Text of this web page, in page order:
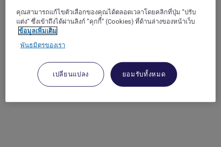
คุณสามารถแก้ไขตัวเลือกของคุณได้ตลอดเวลาโดยคลิกที่ปุ่ม "ปรับ
แต่ง" ซึ่งเข้าถึงได้ผ่านลิงก์ "คุกกี้" (Cookies) ที่ด้านล่างของหน้าเว็บ
ข้อมูลเพิ่มเติม
พันธมิตรของเรา
เปลี่ยนแปลง ยอมรับทั้งหมด